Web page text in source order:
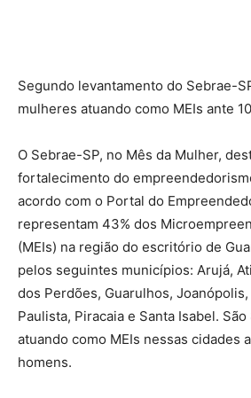
Segundo levantamento do Sebrae-
mulheres atuando como MEIs ante
O Sebrae-SP, no Mês da Mulher,
fortalecimento do
acordo com o Portal do
representam 43% dos
(MEIs) na região do escritório de
pelos seguintes municípios: Arujá,
dos Perdões, Guarulhos,
Paulista, Piracaia e Santa Isabel.
atuando como MEIs nessas cidades
homens.